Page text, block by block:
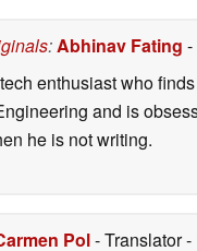
: Abhinav Fating
enthusiast who
and is
he is not writing.
Pol- Translator-